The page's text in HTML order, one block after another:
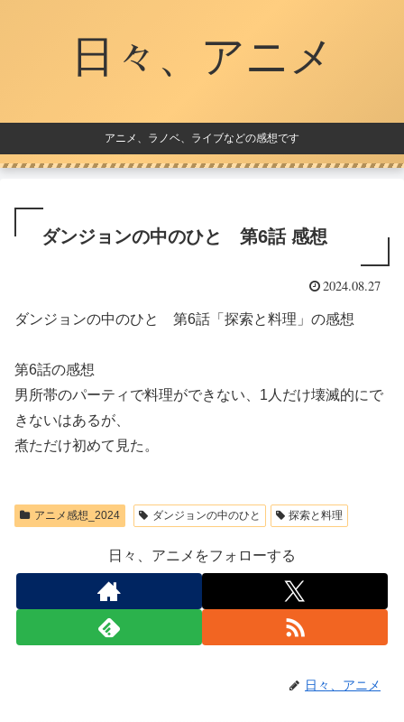
日々、アニメ
アニメ、ラノベ、ライブなどの感想です
ダンジョンの中のひと 第6話 感想
2024.08.27
ダンジョンの中のひと 第6話「探索と料理」の感想
第6話の感想
男所帯のパーティで料理ができない、1人だけ壊滅的にで
きないはあるが、
煮ただけ初めて見た。
アニメ感想_2024 ダンジョンの中のひと 探索と料理
日々、アニメをフォローする
日々、アニメ